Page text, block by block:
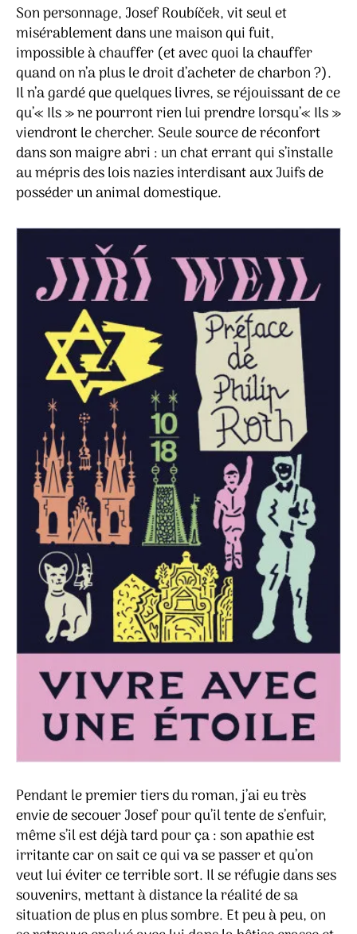
Son personnage, Josef Roubíček, vit seul et
misérablement dans une maison qui fuit,
impossible à chauffer (et avec quoi la chauffer
quand on n’a plus le droit d’acheter de charbon ?).
Il n’a gardé que quelques livres, se réjouissant de ce
qu’« Ils » ne pourront rien lui prendre lorsqu’« Ils »
viendront le chercher. Seule source de réconfort
dans son maigre abri : un chat errant qui s’installe
au mépris des lois nazies interdisant aux Juifs de
posséder un animal domestique.
Pendant le premier tiers du roman, j’ai eu très
envie de secouer Josef pour qu’il tente de s’enfuir,
même s’il est déjà tard pour ça : son apathie est
irritante car on sait ce qui va se passer et qu’on
veut lui éviter ce terrible sort. Il se réfugie dans ses
souvenirs, mettant à distance la réalité de sa
situation de plus en plus sombre. Et peu à peu, on